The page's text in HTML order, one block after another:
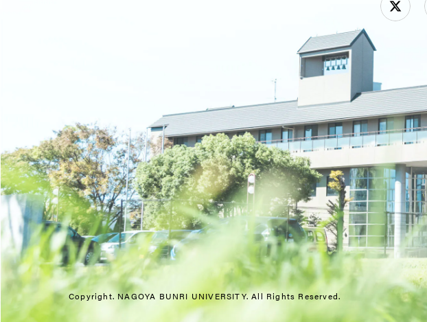
Copyright. NAGOYA BUNRI UNIVERSITY.All Rights Reserved.